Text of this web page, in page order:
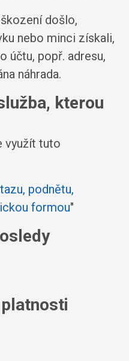
došlo,
nebo minci získali,
účtu, popř. adresu,
náhrada.
kterou
využít tuto
podnětu,
formou"